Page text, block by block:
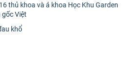
thủ khoa và á khoa Học Khu Garden
gốc Việt
khổ